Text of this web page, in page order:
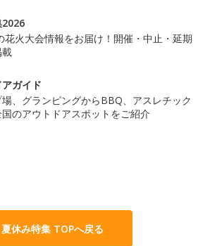
花火大会情報をお届け！開催・中止・延期
ガイド
、グランピングからBBQ、アスレチック
国のアウトドアスポットをご紹介
夏休み特集 TOPへ戻る